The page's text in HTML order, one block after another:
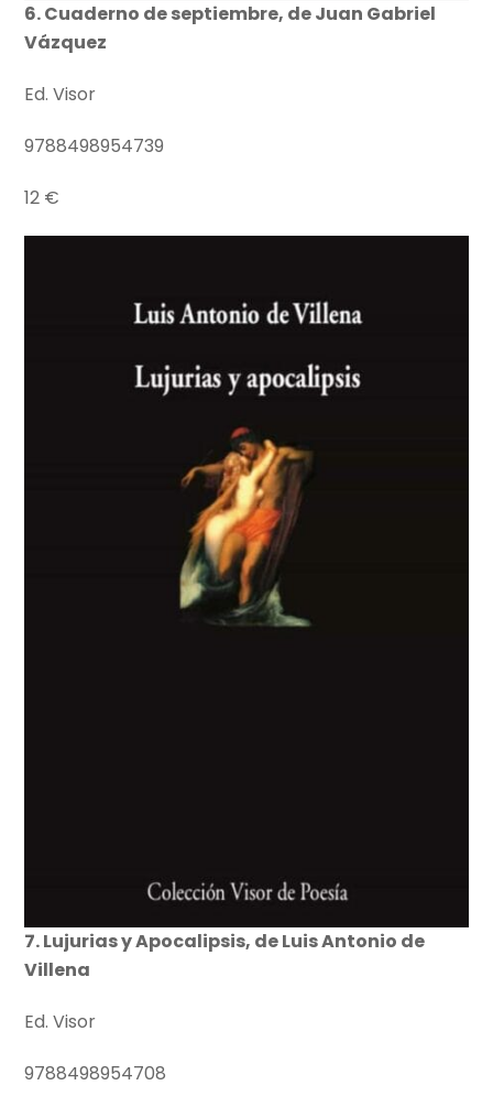
6. Cuaderno de septiembre, de Juan Gabriel
Vázquez
Ed. Visor
9788498954739
12 €
7. Lujurias y Apocalipsis, de Luis Antonio de
Villena
Ed. Visor
9788498954708